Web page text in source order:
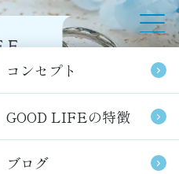
コンセプト
GOOD LIFEの特徴
ブログ
コンセプト
GOOD LIFEの特徴
ブログ